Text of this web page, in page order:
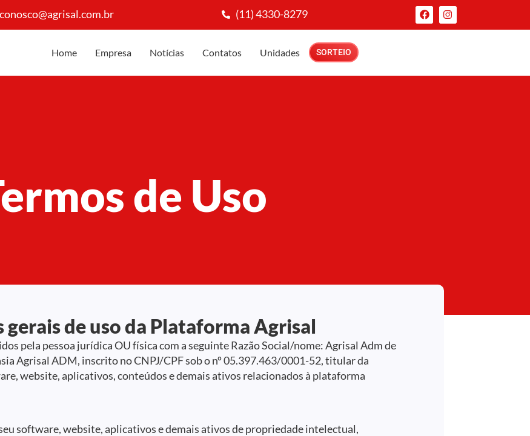
(11) 4330-8279
Home Empresa Notícias Contatos Unidades SORTEIO
de Uso
gerais de uso da Plataforma Agrisal
pela pessoa jurídica OU física com a seguinte Razão Social/nome: Agrisal Adm de
Agrisal ADM, inscrito no CNPJ/CPF sob o nº 05.397.463/0001-52, titular da
website, aplicativos, conteúdos e demais ativos relacionados à plataforma
software, website, aplicativos e demais ativos de propriedade intelectual,